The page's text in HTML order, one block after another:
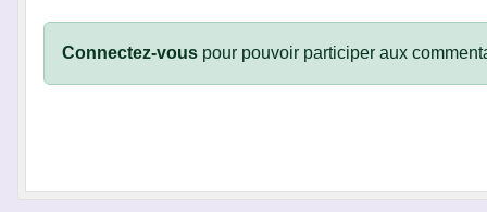
Connectez-vous pour pouvoir participer aux